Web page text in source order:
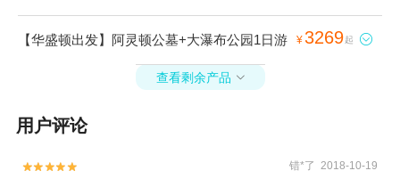
【华盛顿出发】阿灵顿公墓+大瀑布公园1日游 ¥3269起 
查看剩余产品 
用户评论

 错*了 2018-10-19